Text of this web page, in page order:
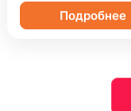
Подробнее